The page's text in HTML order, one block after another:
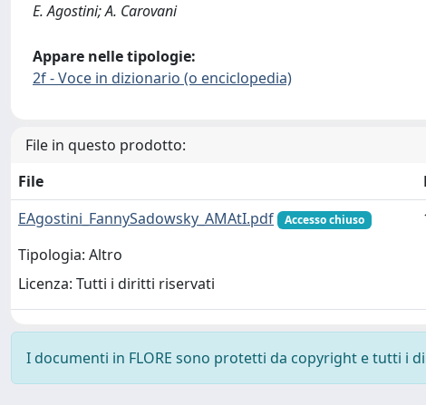
E. Agostini; A. Carovani
Appare nelle tipologie:
2f - Voce in dizionario (o enciclopedia)
File in questo prodotto:
File
EAgostini_FannySadowsky_AMAtI.pdf
Accesso chiuso
Tipologia: Altro
Licenza: Tutti i diritti riservati
I documenti in FLORE sono protetti da copyright e tutti i